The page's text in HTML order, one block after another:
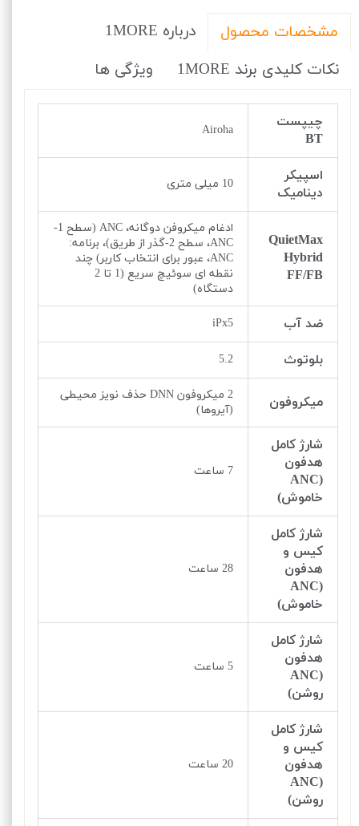
مشخصات محصول
درباره 1MORE
نکات کلیدی برند 1MORE
ویژگی ها
چیپست
BT
Airoha
اسپیکر
دینامیک
10 میلی متری
QuietMax
Hybrid
FF/FB
ادغام میکروفن دوگانه، ANC (سطح 1-
ANC، سطح 2-گذر از طریق)، برنامه:
ANC، عبور برای انتخاب کاربر) چند
نقطه ای سوئیچ سریع (1 تا 2
دستگاه)
ضد آب iPx5
بلوتوث 5.2
میکروفون
2 میکروفون DNN حذف نویز محیطی
(آیروها)
شارژ کامل
هدفون
(ANC
خاموش)
7 ساعت
شارژ کامل
کیس و
هدفون
(ANC
خاموش)
28 ساعت
شارژ کامل
هدفون
(ANC
روشن)
5 ساعت
شارژ کامل
کیس و
هدفون
(ANC
روشن)
20 ساعت